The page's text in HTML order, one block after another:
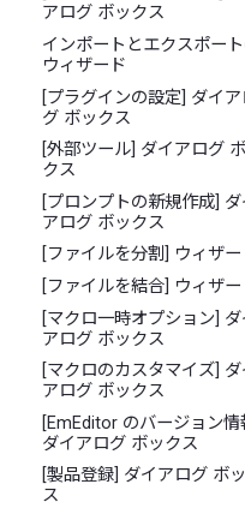
アログ ボックス
インポートとエクスポー
ウィザード
[プラグインの設定] ダイア
グ ボックス
[外部ツール] ダイアログ
クス
[プロンプトの新規作成] ダ
アログ ボックス
[ファイルを分割] ウィザー
[ファイルを結合] ウィザー
[マクロ一時オプション] ダ
アログ ボックス
[マクロのカスタマイズ] ダ
アログ ボックス
[EmEditor のバージョン情
ダイアログ ボックス
[製品登録] ダイアログ ボ
ス